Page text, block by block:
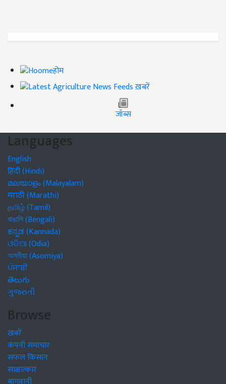
होम
ख़बरें
जॉब्स
Languages
English
हिंदी (Hindi)
മലയാളം (Malayalam)
मराठी (Marathi)
தமிழ் (Tamil)
বাঙালি (Bengali)
ಕನ್ನಡ (Kannada)
ଓଡିଆ (Odia)
অসমীয়া (Asomiya)
ਪੰਜਾਬੀ
తెలుగు
ગુજરાતી
Browse
खबरें
कंपनी समाचार
सफल किसान
साक्षात्कार